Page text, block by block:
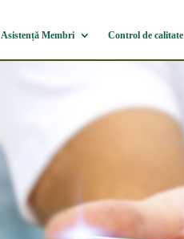
Asistență Membri Control de calitate